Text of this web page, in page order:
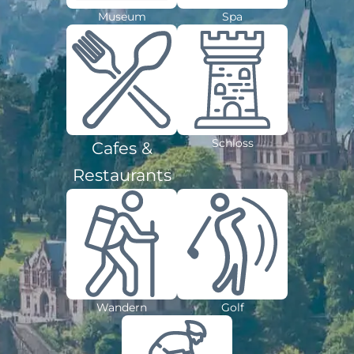
Museum Spa
Cafes &
Restaurants
Schloss
Wandern Golf